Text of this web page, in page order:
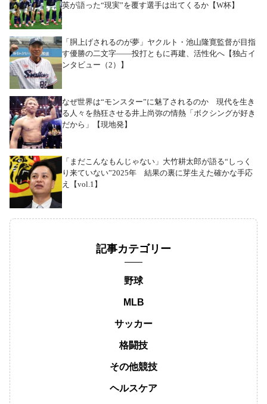
英が語った“現実”を覆す選手は出てくるか【W杯】
「胴上げされるのが夢」ヤクルト・池山隆寛監督が目指
す優勝の二文字――投打ともに再建、活性化へ【独占イ
ンタビュー（2）】
なぜ世界は“モンスター”に魅了されるのか 現代を生き
る人々を熱狂させる井上尚弥の情熱「ボクシングが好き
だから」【現地発】
「まだこんなもんじゃない」大竹耕太郎が語る“しっく
り来ていない”2025年 結果の裏に芽生えた確かな手応
え【vol.1】
記事カテゴリー
野球
MLB
サッカー
格闘技
その他競技
ヘルスケア